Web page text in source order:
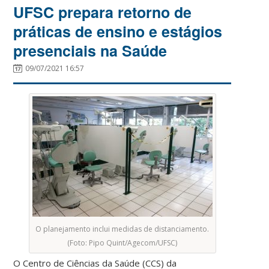
UFSC prepara retorno de
práticas de ensino e estágios
presenciais na Saúde
09/07/2021 16:57
O planejamento inclui medidas de distanciamento.
(Foto: Pipo Quint/Agecom/UFSC)
O Centro de Ciências da Saúde (CCS) da